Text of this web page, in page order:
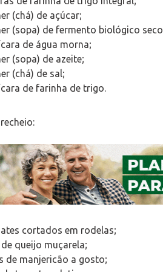
(chá) de açúcar;
(sopa) de fermento biológico
de água morna;
(sopa) de azeite;
(chá) de sal;
de farinha de trigo.
cortados em rodelas;
queijo muçarela;
de manjericão a gosto;